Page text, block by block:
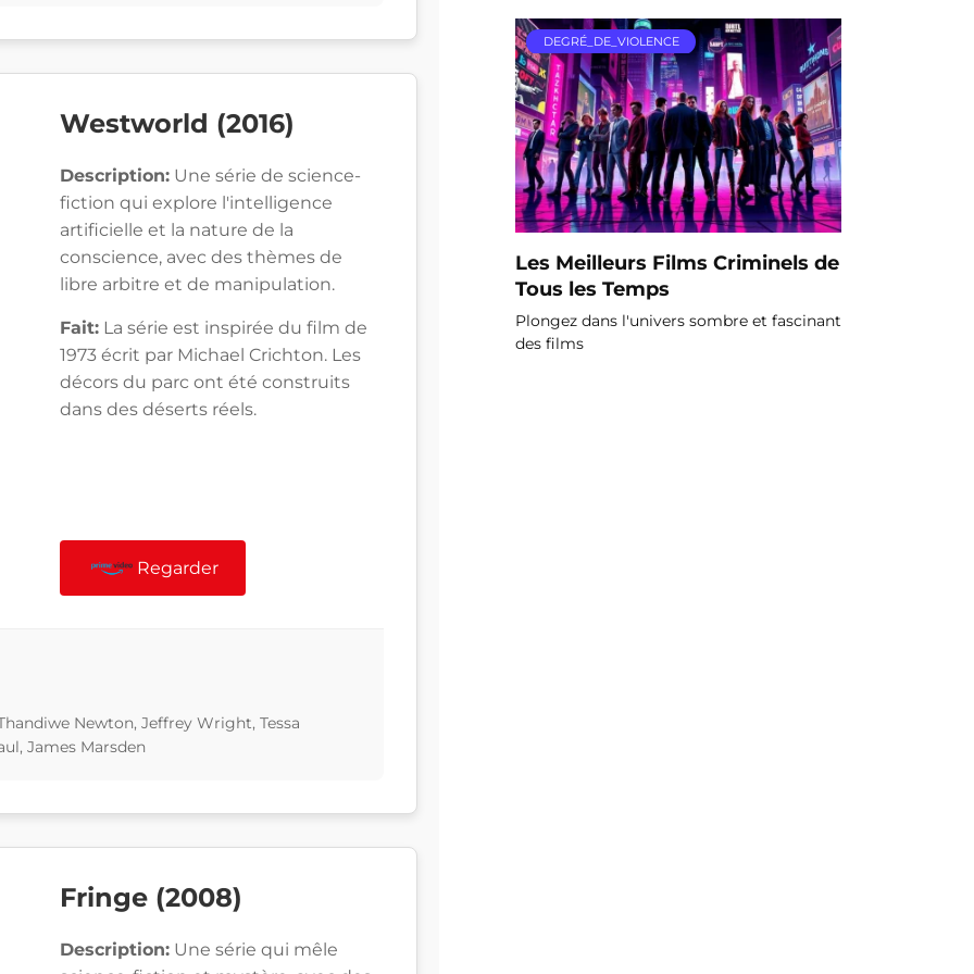
Westworld (2016)
Description: Une série de science-
fiction qui explore l'intelligence
artificielle et la nature de la
conscience, avec des thèmes de
libre arbitre et de manipulation.
Fait: La série est inspirée du film de
1973 écrit par Michael Crichton. Les
décors du parc ont été construits
dans des déserts réels.
Regarder
Newton, Jeffrey Wright, Tessa
James Marsden
Fringe (2008)
Description: Une série qui mêle
DEGRÉ_DE_VIOLENCE
Les Meilleurs Films Criminels de
Tous les Temps
Plongez dans l'univers sombre et fascinant
des films